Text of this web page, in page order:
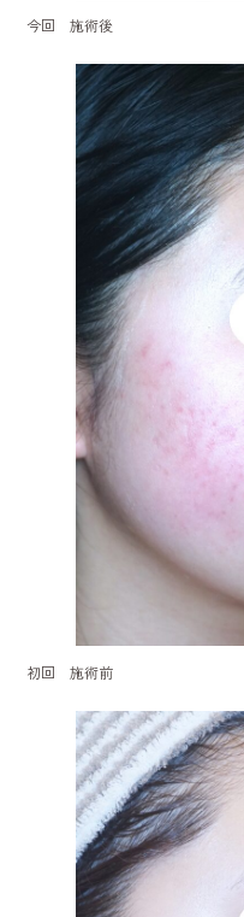
今回 施術後
初回 施術前